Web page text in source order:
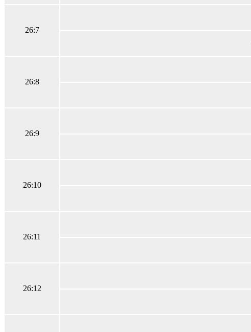
26:7
26:8
26:9
26:10
26:11
26:12